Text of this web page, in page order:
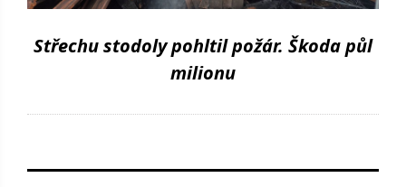
Střechu stodoly pohltil požár. Škoda půl
milionu